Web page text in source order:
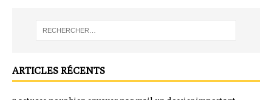
ARTICLES RÉCENTS